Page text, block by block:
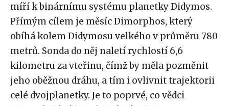
míří k binárnímu systému planetky Didymos.
Přímým cílem je měsíc Dimorphos, který
obíhá kolem Didymosu velkého v průměru 780
metrů. Sonda do něj naletí rychlostí 6,6
kilometru za vteřinu, čímž by měla pozměnit
jeho oběžnou dráhu, a tím i ovlivnit trajektorii
celé dvojplanetky. Je to poprvé, co vědci